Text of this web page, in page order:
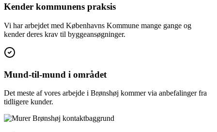
Kender kommunens praksis
Vi har arbejdet med Københavns Kommune mange gange og
kender deres krav til byggeansøgninger.
Mund-til-mund i området
Det meste af vores arbejde i Brønshøj kommer via anbefalinger fra
tidligere kunder.